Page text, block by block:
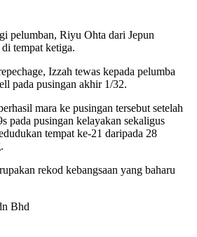
pelumban, Riyu Ohta dari Jepun
tempat ketiga.
Izzah tewas kepada pelumba
pada pusingan akhir 1/32.
mara ke pusingan tersebut setelah
pada pusingan kelayakan sekaligus
tempat ke-21 daripada 28
rekod kebangsaan yang baharu
Bhd